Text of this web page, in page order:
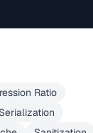
Ratio
Serialization